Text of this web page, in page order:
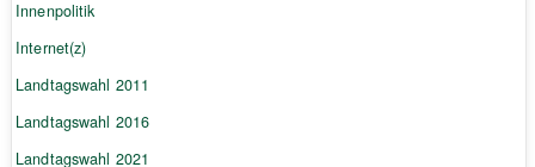
Innenpolitik
Internet(z)
Landtagswahl 2011
Landtagswahl 2016
Landtagswahl 2021